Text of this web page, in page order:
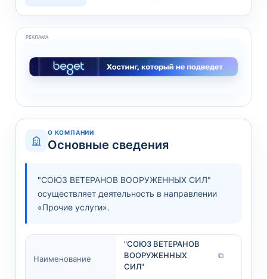
РЕКЛАМА
О КОМПАНИИ
Основные сведения
"СОЮЗ ВЕТЕРАНОВ ВООРУЖЕННЫХ СИЛ"
осуществляет деятельность в направлении
«Прочие услуги».
Наименование
"СОЮЗ ВЕТЕРАНОВ
ВООРУЖЕННЫХ
СИЛ"
⧉